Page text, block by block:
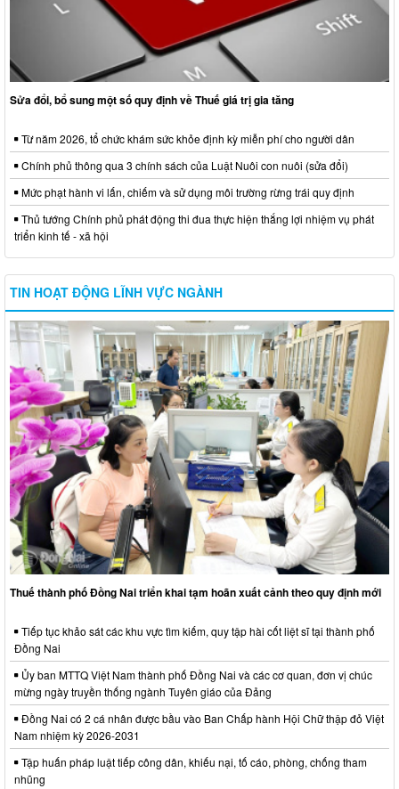
Sửa đổi, bổ sung một số quy định về Thuế giá trị gia tăng
Từ năm 2026, tổ chức khám sức khỏe định kỳ miễn phí cho người dân
Chính phủ thông qua 3 chính sách của Luật Nuôi con nuôi (sửa đổi)
Mức phạt hành vi lấn, chiếm và sử dụng môi trường rừng trái quy định
Thủ tướng Chính phủ phát động thi đua thực hiện thắng lợi nhiệm vụ phát
triển kinh tế - xã hội
TIN HOẠT ĐỘNG LĨNH VỰC NGÀNH
Thuế thành phố Đồng Nai triển khai tạm hoãn xuất cảnh theo quy định mới
Tiếp tục khảo sát các khu vực tìm kiếm, quy tập hài cốt liệt sĩ tại thành phố
Đồng Nai
Ủy ban MTTQ Việt Nam thành phố Đồng Nai và các cơ quan, đơn vị chúc
mừng ngày truyền thống ngành Tuyên giáo của Đảng
Đồng Nai có 2 cá nhân được bầu vào Ban Chấp hành Hội Chữ thập đỏ Việt
Nam nhiệm kỳ 2026-2031
Tập huấn pháp luật tiếp công dân, khiếu nại, tố cáo, phòng, chống tham
nhũng